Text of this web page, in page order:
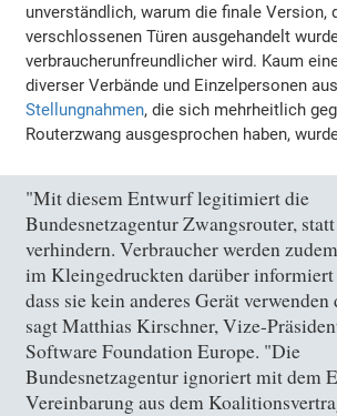
unverständlich, warum die finale Version,
verschlossenen Türen ausgehandelt
verbraucherunfreundlicher wird. Kaum
diverser Verbände und Einzelpersonen
Stellungnahmen, die sich mehrheitlich
Routerzwang ausgesprochen haben,
"Mit diesem Entwurf legitimiert die
Bundesnetzagentur Zwangsrouter,
verhindern. Verbraucher werden
im Kleingedruckten darüber informiert
dass sie kein anderes Gerät
sagt Matthias Kirschner, Vize-
Software Foundation Europe. "Die
Bundesnetzagentur ignoriert mit dem
Vereinbarung aus dem